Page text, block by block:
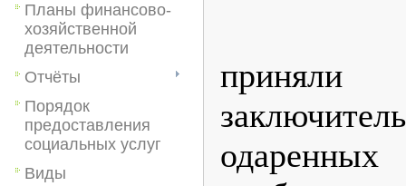
Планы финансово-
хозяйственной
деятельности
Отчёты
Порядок
предоставления
социальных услуг
Виды